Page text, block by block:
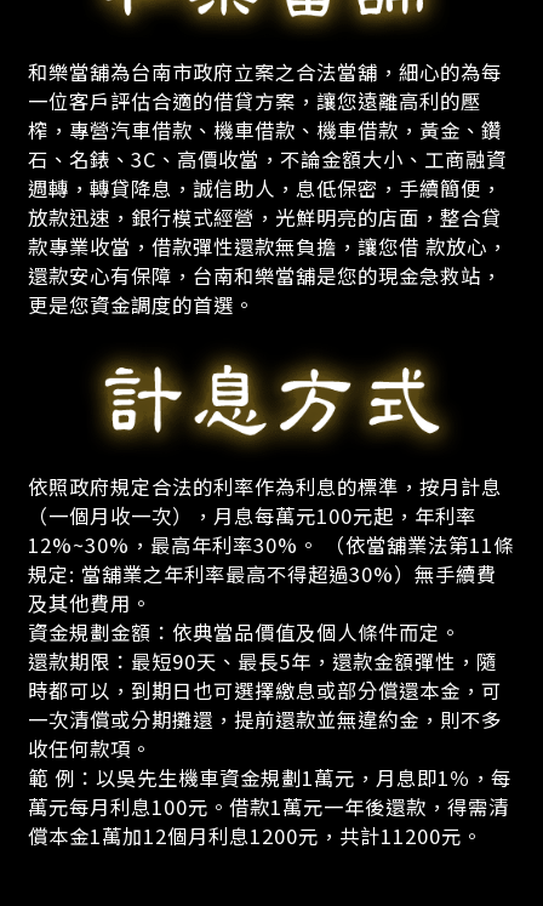
和樂當舖為台南市政府立案之合法當舖，細心的為每
一位客戶評估合適的借貸方案，讓您遠離高利的壓
榨，專營汽車借款、機車借款、機車借款，黃金、鑽
石、名錶、3C、高價收當，不論金額大小、工商融資
週轉，轉貸降息，誠信助人，息低保密，手續簡便，
放款迅速，銀行模式經營，光鮮明亮的店面，整合貸
款專業收當，借款彈性還款無負擔，讓您借 款放心，
還款安心有保障，台南和樂當舖是您的現金急救站，
更是您資金調度的首選。
依照政府規定合法的利率作為利息的標準，按月計息
（一個月收一次），月息每萬元100元起，年利率
12%~30%，最高年利率30%。 （依當舖業法第11條
規定: 當舖業之年利率最高不得超過30%）無手續費
及其他費用。
資金規劃金額：依典當品價值及個人條件而定。
還款期限：最短90天、最長5年，還款金額彈性，隨
時都可以，到期日也可選擇繳息或部分償還本金，可
一次清償或分期攤還，提前還款並無違約金，則不多
收任何款項。
範 例：以吳先生機車資金規劃1萬元，月息即1％，每
萬元每月利息100元。借款1萬元一年後還款，得需清
償本金1萬加12個月利息1200元，共計11200元。